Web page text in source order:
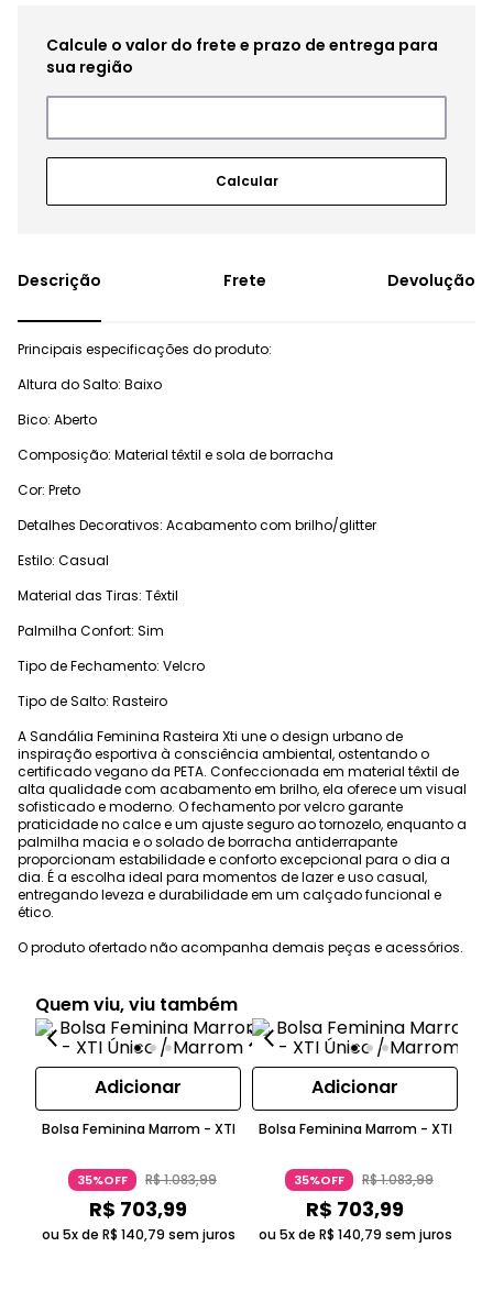
Frete Devolução
Principais especificações do produto:
Altura do Salto: Baixo
Bico: Aberto
Composição: Material têxtil e sola de borracha
Cor: Preto
Detalhes Decorativos: Acabamento com brilho/glitter
Estilo: Casual
Material das Tiras: Têxtil
Palmilha Confort: Sim
Tipo de Fechamento: Velcro
Tipo de Salto: Rasteiro
A Sandália Feminina Rasteira Xti une o design urbano de
inspiração esportiva à consciência ambiental, ostentando o
certificado vegano da PETA. Confeccionada em material têxtil de
alta qualidade com acabamento em brilho, ela oferece um visual
sofisticado e moderno. O fechamento por velcro garante
praticidade no calce e um ajuste seguro ao tornozelo, enquanto a
palmilha macia e o solado de borracha antiderrapante
proporcionam estabilidade e conforto excepcional para o dia a
dia. É a escolha ideal para momentos de lazer e uso casual,
entregando leveza e durabilidade em um calçado funcional e
ético.
O produto ofertado não acompanha demais peças e acessórios.
Quem viu, viu também
Adicionar
Bolsa Feminina Marrom - XTI
35%OFF R$1.083,99
R$ 703,99
ou 5x de R$ 140,79 sem juros
Adicionar
Bolsa Feminina Marrom - XTI
35%OFF R$1.083,99
R$ 703,99
ou 5x de R$ 140,79 sem juros